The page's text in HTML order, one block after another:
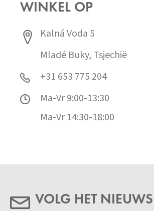
WINKEL OP
Kalná Voda 5
Mladé Buky, Tsjechië
+31 653 775 204
Ma-Vr 9:00-13:30
Ma-Vr 14:30-18:00
VOLG HET NIEUWS